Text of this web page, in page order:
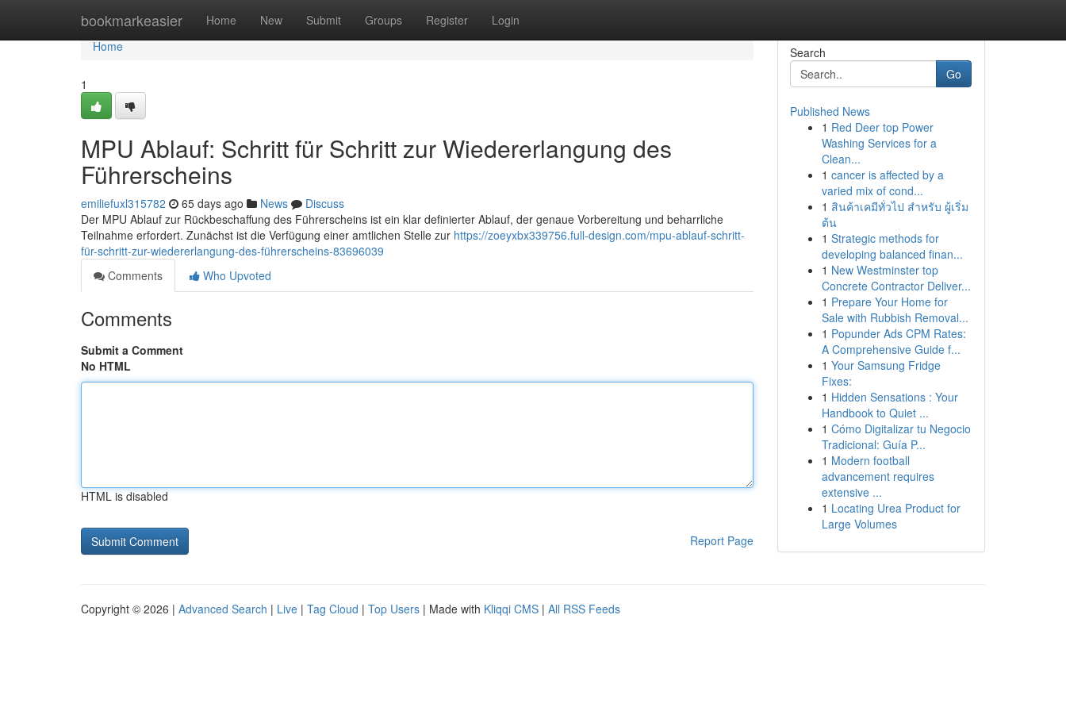
bookmarkeasier Home New Submit Groups Register Login
Home
Home
1
MPU Ablauf: Schritt für Schritt zur Wiedererlangung des
Führerscheins
emiliefuxl315782 65 days ago News
Discuss
Der MPU Ablauf zur Rückbeschaffung des Führerscheins ist ein klar definierter Ablauf, der genaue Vorbereitung und beharrliche
Teilnahme erfordert. Zunächst ist die Verfügung einer amtlichen Stelle zur https://zoeyxbx339756.full-design.com/mpu-ablauf-schritt-
für-schritt-zur-wiedererlangung-des-führerscheins-83696039
Comments
Who Upvoted
Comments
Submit a Comment
No HTML
HTML is disabled
Report Page
Search
Go
Published News
1 Red Deer top Power
Washing Services for a
Clean...
1 cancer is affected by a
varied mix of cond...
1 สินค้าเคมีทั่วไป สำหรับ ผู้เริ่ม
ต้น
1 Strategic methods for
developing balanced finan...
1 New Westminster top
Concrete Contractor Deliver...
1 Prepare Your Home for
Sale with Rubbish Removal...
1 Popunder Ads CPM Rates:
A Comprehensive Guide f...
1 Your Samsung Fridge
Fixes:
1 Hidden Sensations : Your
Handbook to Quiet ...
1 Cómo Digitalizar tu Negocio
Tradicional: Guía P...
1 Modern football
advancement requires
extensive ...
1 Locating Urea Product for
Large Volumes
Copyright © 2026 | Advanced Search | Live | Tag Cloud | Top Users | Made with Kliqqi CMS | All RSS Feeds